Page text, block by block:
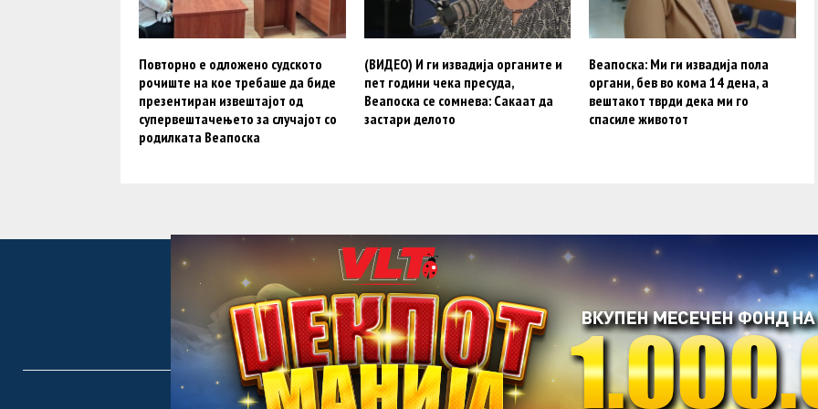
Повторно е одложено судското
рочиште на кое требаше да биде
презентиран извештајот од
супервештачењето за случајот со
родилката Веапоска
(ВИДЕО) И ги извадија органите и
пет години чека пресуда,
Веапоска се сомнева: Сакаат да
застари делото
Веапоска: Ми ги извадија пола
органи, бев во кома 14 дена, а
вештакот тврди дека ми го
спасиле животот
Facebook Twitter Instagram Youtube
Импресум Контакт Маркетинг Услови за користење